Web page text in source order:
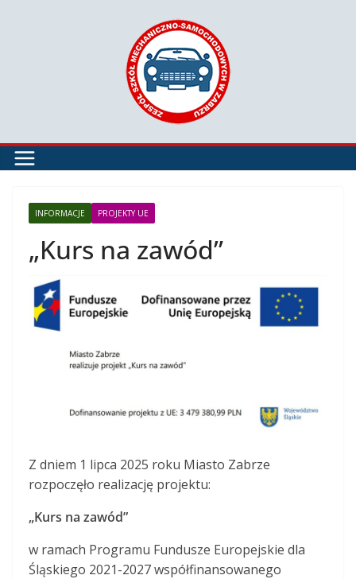
INFORMACJE PROJEKTY UE
„Kurs na zawód”
Z dniem 1 lipca 2025 roku Miasto Zabrze
rozpoczęło realizację projektu:
„Kurs na zawód”
w ramach Programu Fundusze Europejskie dla
Śląskiego 2021-2027 współfinansowanego